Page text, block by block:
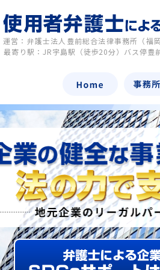
運営：弁護士法人豊前総合法律事務所（福
最寄り駅：JR宇島駅（徒歩20分）バス停